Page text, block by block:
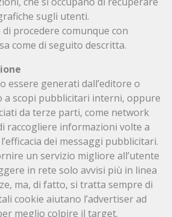
sugli utenti.
procedere comunque con
come di seguito descritta.
essere generati dall’editore o
scopi pubblicitari interni, oppure
da terze parti, come network
raccogliere informazioni volte a
dei messaggi pubblicitari.
un servizio migliore all’utente
in rete solo avvisi più in linea
ma, di fatto, si tratta sempre di
cookie aiutano l’advertiser ad
meglio colpire il target.